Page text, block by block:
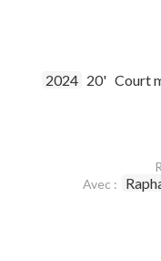
2024 20' Court
Avec :